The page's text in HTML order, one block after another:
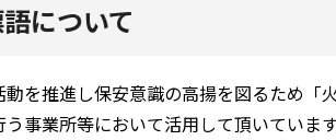
について
動を推進し保安意識の高揚を図るため「
事業所等において活用して頂いています